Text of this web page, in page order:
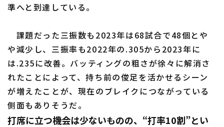
準へと到達している。
課題だった三振数も2023年は68試合で48個とや
や減少し、三振率も2022年の.305から2023年に
は.235に改善。バッティングの粗さが徐々に解消さ
れたことによって、持ち前の俊足を活かせるシーン
が増えたことが、現在のブレイクにつながっている
側面もありそうだ。
打席に立つ機会は少ないものの、“打率10割”とい